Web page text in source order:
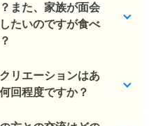
15)
また、家族が面会
たいのですが食べ
る。30分。
リエーションはあ
回程度ですか？